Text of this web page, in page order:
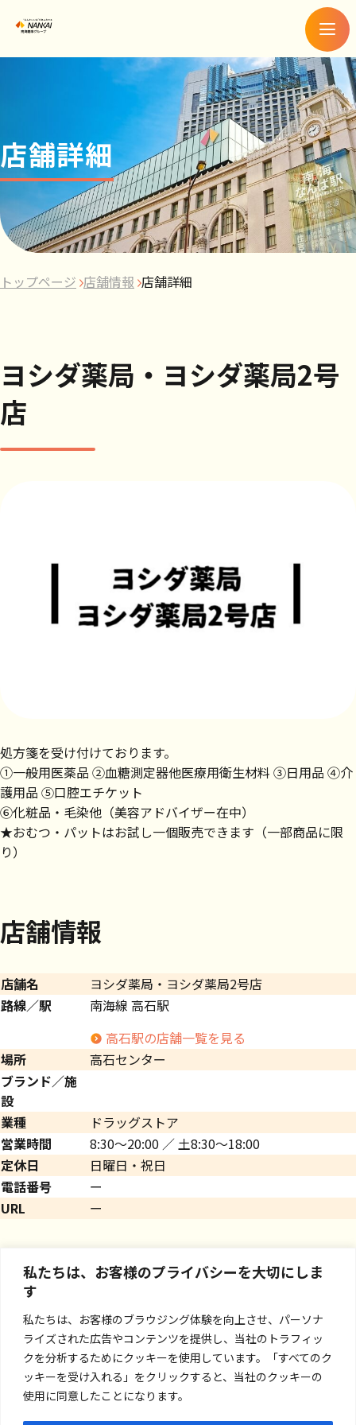
私たちは、お客様のプライバシーを大切にしま
す
私たちは、お客様のブラウジング体験を向上させ、パーソナ
ライズされた広告やコンテンツを提供し、当社のトラフィッ
クを分析するためにクッキーを使用しています。「すべてのク
ッキーを受け入れる」をクリックすると、当社のクッキーの
使用に同意したことになります。
メ
ニ
ュ
ー
店舗詳細
トップページ 店舗情報 店舗詳細
ヨシダ薬局・ヨシダ薬局2号
店
処方箋を受け付けております。
①一般用医薬品 ②血糖測定器他医療用衛生材料 ③日用品 ④介
護用品 ⑤口腔エチケット
⑥化粧品・毛染他（美容アドバイザー在中）
★おむつ・パットはお試し一個販売できます（一部商品に限
り）
店舗情報
店舗名
ヨシダ薬局・ヨシダ薬局2号店
路線／駅
南海線 高石駅
高石駅の店舗一覧を見る
場所
高石センター
ブランド／施
設
業種
ドラッグストア
営業時間
8:30～20:00 ／ 土8:30～18:00
定休日
日曜日・祝日
電話番号
ー
URL
ー